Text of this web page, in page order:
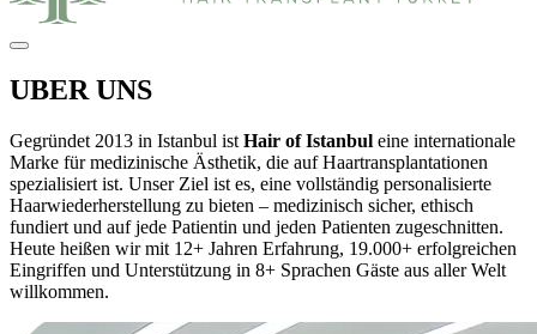
UBER UNS
Gegründet 2013 in Istanbul ist Hair of Istanbul eine internationale
Marke für medizinische Ästhetik, die auf Haartransplantationen
spezialisiert ist. Unser Ziel ist es, eine vollständig personalisierte
Haarwiederherstellung zu bieten – medizinisch sicher, ethisch
fundiert und auf jede Patientin und jeden Patienten zugeschnitten.
Heute heißen wir mit 12+ Jahren Erfahrung, 19.000+ erfolgreichen
Eingriffen und Unterstützung in 8+ Sprachen Gäste aus aller Welt
willkommen.